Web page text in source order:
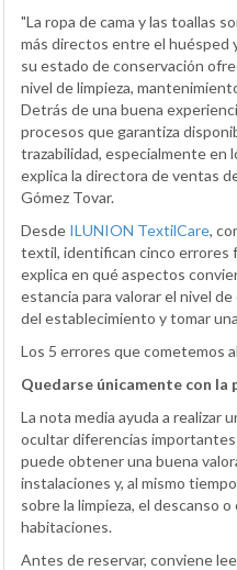
"La ropa de cama y las toallas
más directos entre el huésped
su estado de conservación
nivel de limpieza,
Detrás de una buena
procesos que garantiza
trazabilidad, especialmente en
explica la directora de ventas
Gómez Tovar.
Desde ILUNION TextilCare,
textil, identifican cinco errores
explica en qué aspectos
estancia para valorar el nivel
del establecimiento y tomar
Los 5 errores que cometemos
Quedarse únicamente con la
La nota media ayuda a realizar
ocultar diferencias
puede obtener una buena
instalaciones y, al mismo
sobre la limpieza, el descanso
habitaciones.
Antes de reservar, conviene